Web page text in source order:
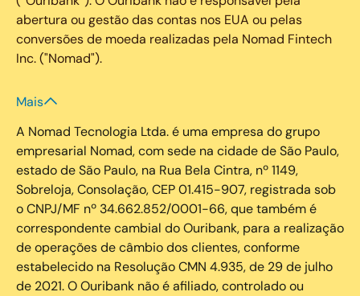
abertura ou gestão das contas nos EUA ou pelas
conversões de moeda realizadas pela Nomad Fintech
Inc. ("Nomad").
Mais
A Nomad Tecnologia Ltda. é uma empresa do grupo
empresarial Nomad, com sede na cidade de São Paulo,
estado de São Paulo, na Rua Bela Cintra, nº 1149,
Sobreloja, Consolação, CEP 01.415-907, registrada sob
o CNPJ/MF nº 34.662.852/0001-66, que também é
correspondente cambial do Ouribank, para a realização
de operações de câmbio dos clientes, conforme
estabelecido na Resolução CMN 4.935, de 29 de julho
de 2021. O Ouribank não é afiliado, controlado ou